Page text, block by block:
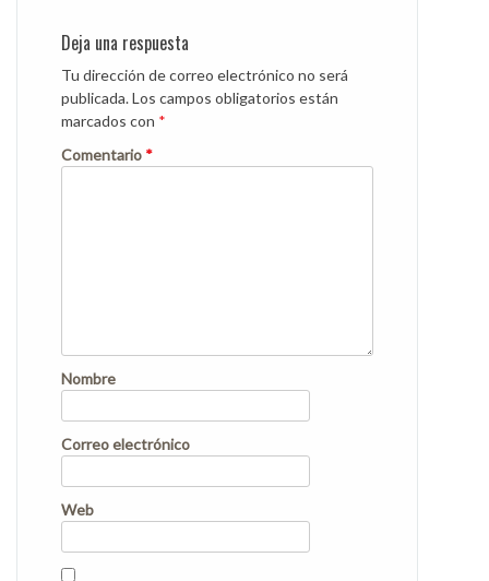
Deja una respuesta
Tu dirección de correo electrónico no será
publicada.Los campos obligatorios están
marcados con *
Comentario *
Nombre
Correo electrónico
Web